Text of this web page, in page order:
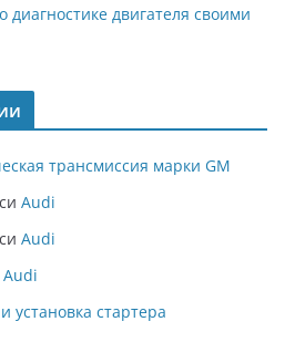
диагностике двигателя своими
трансмиссия марки GM
Audi
Audi
Audi
установка стартера